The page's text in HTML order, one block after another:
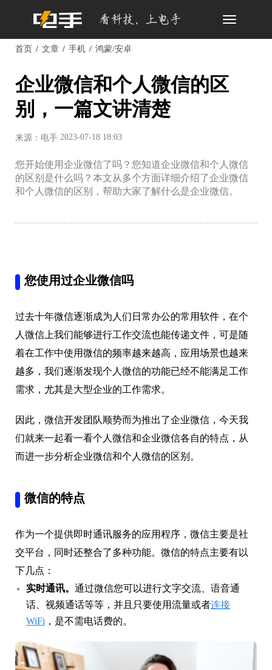
Toggle
首页 文章 手机 鸿蒙/安卓
企业微信和个人微信的区
别，一篇文讲清楚
来源：电手 2023-07-18 18:03
您开始使用企业微信了吗？您知道企业微信和个人微信
的区别是什么吗？本文从多个方面详细介绍了企业微信
和个人微信的区别，帮助大家了解什么是企业微信。
您使用过企业微信吗
过去十年微信逐渐成为人们日常办公的常用软件，在个
人微信上我们能够进行工作交流也能传递文件，可是随
着在工作中使用微信的频率越来越高，应用场景也越来
越多，我们逐渐发现个人微信的功能已经不能满足工作
需求，尤其是大型企业的工作需求。
因此，微信开发团队顺势而为推出了企业微信，今天我
们就来一起看一看个人微信和企业微信各自的特点，从
而进一步分析企业微信和个人微信的区别。
微信的特点
作为一个提供即时通讯服务的应用程序，微信主要是社
交平台，同时还整合了多种功能。微信的特点主要有以
下几点：
实时通讯。 通过微信您可以进行文字交流、语音通
话、视频通话等等，并且只要使用流量或者连接
WiFi ，是不需电话费的。